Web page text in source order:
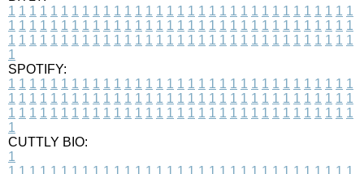
1 1 1 1 1 1 1 1 1 1 1 1 1 1 1 1 1 1 1 1 1 1 1 1 1 1 1 1 1 1 1 1 1
1 1 1 1 1 1 1 1 1 1 1 1 1 1 1 1 1 1 1 1 1 1 1 1 1 1 1 1 1 1 1 1 1
1 1 1 1 1 1 1 1 1 1 1 1 1 1 1 1 1 1 1 1 1 1 1 1 1 1 1 1 1 1 1 1 1
1
SPOTIFY:
1 1 1 1 1 1 1 1 1 1 1 1 1 1 1 1 1 1 1 1 1 1 1 1 1 1 1 1 1 1 1 1 1
1 1 1 1 1 1 1 1 1 1 1 1 1 1 1 1 1 1 1 1 1 1 1 1 1 1 1 1 1 1 1 1 1
1 1 1 1 1 1 1 1 1 1 1 1 1 1 1 1 1 1 1 1 1 1 1 1 1 1 1 1 1 1 1 1 1
1
CUTTLY BIO:
1
1 1 1 1 1 1 1 1 1 1 1 1 1 1 1 1 1 1 1 1 1 1 1 1 1 1 1 1 1 1 1 1 1